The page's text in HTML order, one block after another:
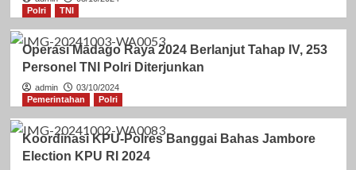
Polri
TNI
Operasi Madago Raya 2024 Berlanjut Tahap IV, 253
Personel TNI Polri Diterjunkan
admin
03/10/2024
Pemerintahan
Polri
Koordinasi KPU-Polres Banggai Bahas Jambore
Election KPU RI 2024